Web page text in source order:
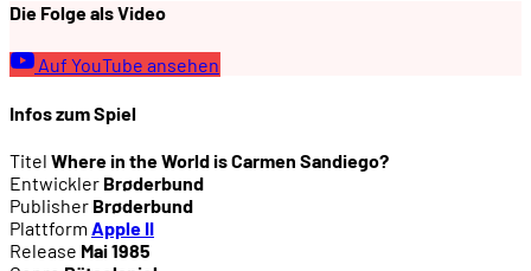
Die Folge als Video
Auf YouTube ansehen
Infos zum Spiel
Titel Where in the World is Carmen Sandiego?
Entwickler Brøderbund
Publisher Brøderbund
Plattform Apple II
Release Mai 1985